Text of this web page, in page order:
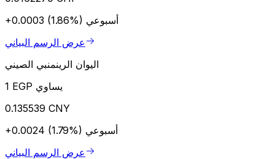
+0.0003 (1.86%) أسبوعي
عرض الرسم البياني
اليوان الرينمنبي الصيني
1 EGP يساوي
0.135539 CNY
+0.0024 (1.79%) أسبوعي
عرض الرسم البياني